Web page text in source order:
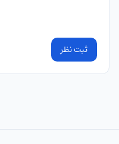
ثبت نظر